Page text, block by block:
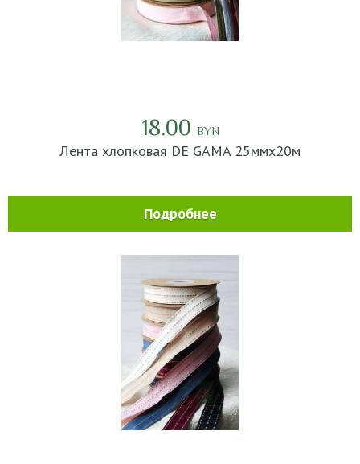
18.00 BYN
Лента хлопковая DE GAMA 25ммх20м
Подробнее